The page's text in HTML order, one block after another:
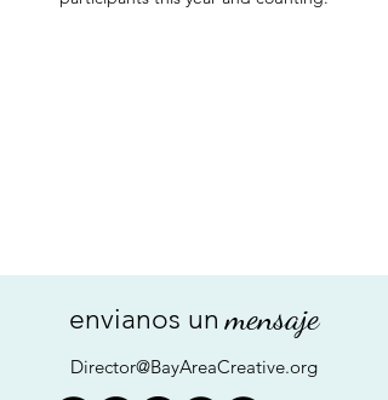
envianos un mensaje
Director@BayAreaCreative.org